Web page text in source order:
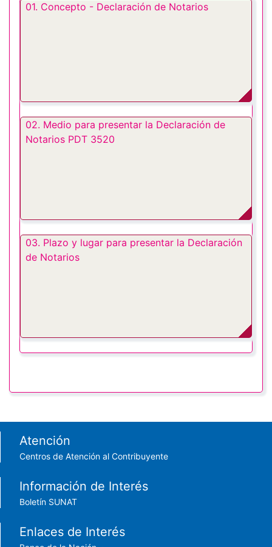
01. Concepto - Declaración de Notarios
02. Medio para presentar la Declaración de
Notarios PDT 3520
03. Plazo y lugar para presentar la Declaración
de Notarios
Footer menu
Atención
Centros de Atención al Contribuyente
Información de Interés
Boletín SUNAT
Enlaces de Interés